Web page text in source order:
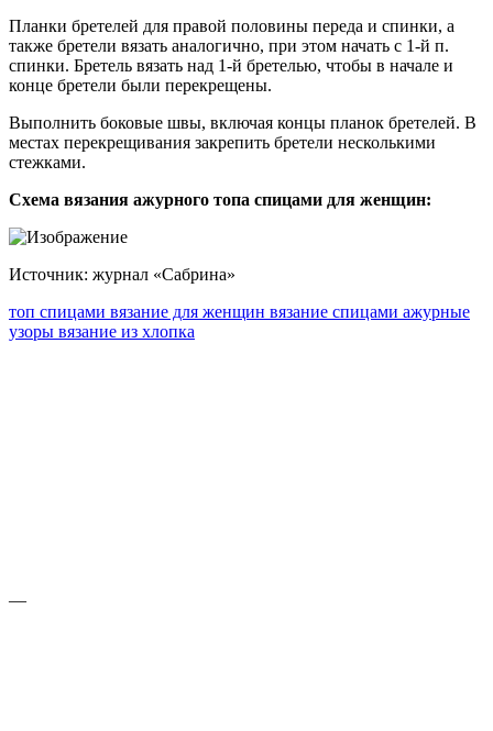
Планки бретелей для правой половины переда и спинки, а
также бретели вязать аналогично, при этом начать с 1-й п.
спинки. Бретель вязать над 1-й бретелью, чтобы в начале и
конце бретели были перекрещены.
Выполнить боковые швы, включая концы планок бретелей. В
местах перекрещивания закрепить бретели несколькими
стежками.
Схема вязания ажурного топа спицами для женщин:
Источник: журнал «Сабрина»
топ спицами вязание для женщин вязание спицами ажурные
узоры вязание из хлопка
—